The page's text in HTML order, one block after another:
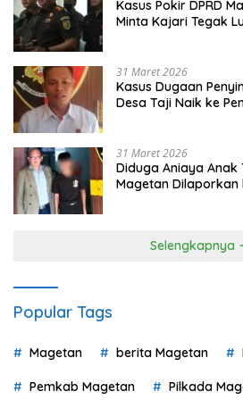
Kasus Pokir DPRD
Minta Kajari Tegak
31 Maret 2026
Kasus Dugaan
Desa Taji Naik ke
31 Maret 2026
Diduga Aniaya Anak
Magetan Dilaporkan
Selengkapnya
Popular Tags
Magetan berita Magetan
Pemkab Magetan Pilkada